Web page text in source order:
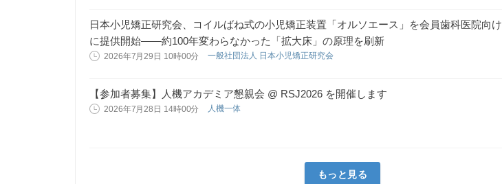
日本小児矯正研究会、コイルばね式の小児矯正装置「オルソエース」を会員歯科医院向け
に提供開始——約100年変わらなかった「拡大床」の原理を刷新
2026年7月29日 10時00分 一般社団法人 日本小児矯正研究会
【参加者募集】人機アカデミア懇親会 @ RSJ2026 を開催します
2026年7月28日 14時00分 人機一体
もっと見る